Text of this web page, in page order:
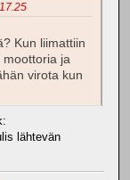
Kun liimattiin
moottoria ja
virota kun
lähtevän